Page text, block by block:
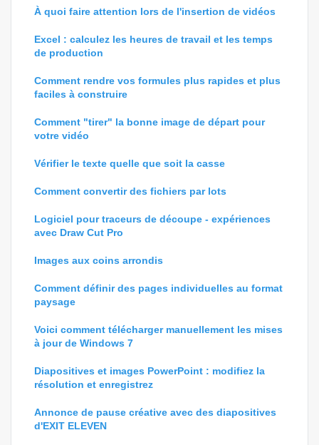
À quoi faire attention lors de l'insertion de vidéos
Excel : calculez les heures de travail et les temps
de production
Comment rendre vos formules plus rapides et plus
faciles à construire
Comment "tirer" la bonne image de départ pour
votre vidéo
Vérifier le texte quelle que soit la casse
Comment convertir des fichiers par lots
Logiciel pour traceurs de découpe - expériences
avec Draw Cut Pro
Images aux coins arrondis
Comment définir des pages individuelles au format
paysage
Voici comment télécharger manuellement les mises
à jour de Windows 7
Diapositives et images PowerPoint : modifiez la
résolution et enregistrez
Annonce de pause créative avec des diapositives
d'EXIT ELEVEN